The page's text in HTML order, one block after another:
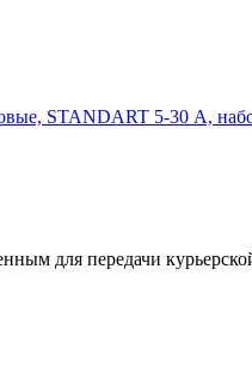
STANDART 5-30 А,
для передачи